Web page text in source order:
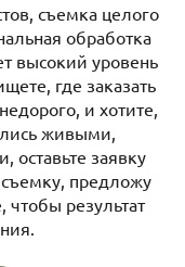
съемка целого
обработка
высокий уровень
где заказать
и хотите,
живыми,
заявку
съемку, предложу
результат